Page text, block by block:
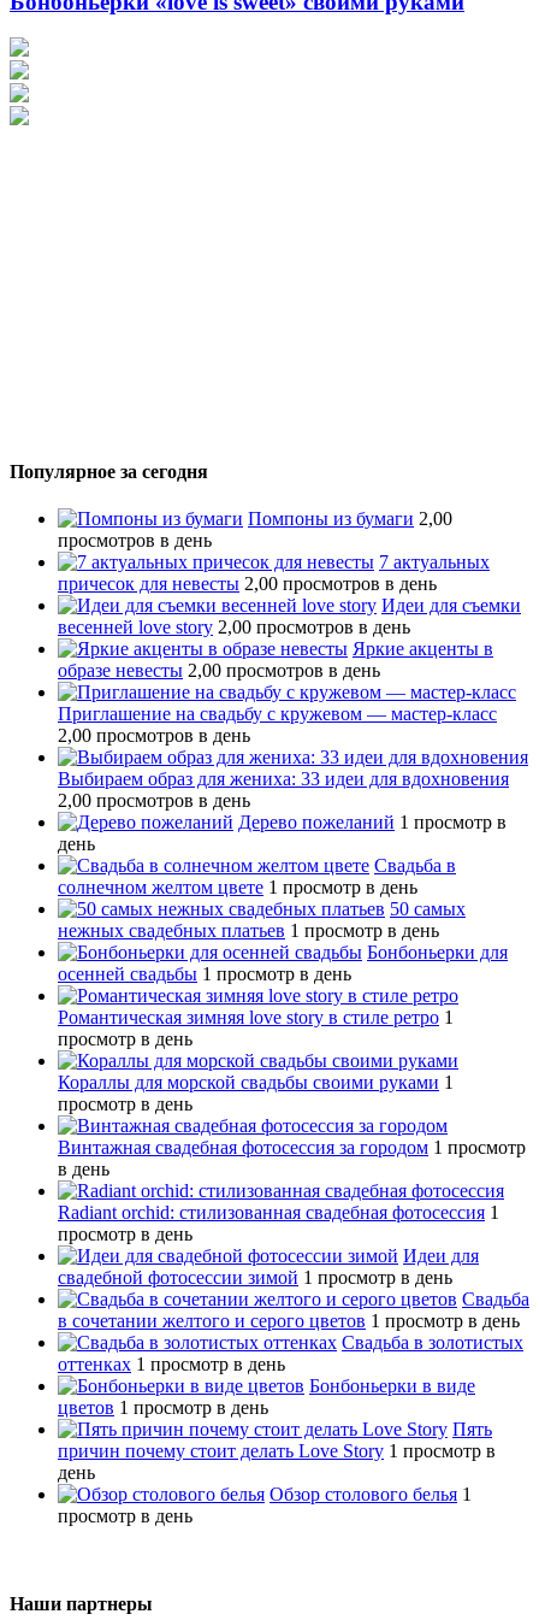
Популярное за сегодня
Помпоны из бумаги 2,00
просмотров в день
7 актуальных
причесок для невесты 2,00 просмотров в день
Идеи для съемки
весенней love story 2,00 просмотров в день
Яркие акценты в
образе невесты 2,00 просмотров в день
Приглашение на свадьбу с кружевом — мастер-класс
2,00 просмотров в день
Выбираем образ для жениха: 33 идеи для вдохновения
2,00 просмотров в день
Дерево пожеланий 1 просмотр в
день
Свадьба в
солнечном желтом цвете 1 просмотр в день
50 самых
нежных свадебных платьев 1 просмотр в день
Бонбоньерки для
осенней свадьбы 1 просмотр в день
Романтическая зимняя love story в стиле ретро 1
просмотр в день
Кораллы для морской свадьбы своими руками 1
просмотр в день
Винтажная свадебная фотосессия за городом 1 просмотр
в день
Radiant orchid: стилизованная свадебная фотосессия 1
просмотр в день
Идеи для
свадебной фотосессии зимой 1 просмотр в день
Свадьба
в сочетании желтого и серого цветов 1 просмотр в день
Свадьба в золотистых
оттенках 1 просмотр в день
Бонбоньерки в виде
цветов 1 просмотр в день
Пять
причин почему стоит делать Love Story 1 просмотр в
день
Обзор столового белья 1
просмотр в день
Наши партнеры